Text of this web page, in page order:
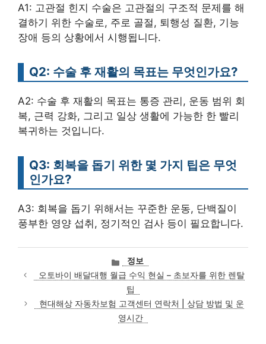
A1: 고관절 힌지 수술은 고관절의 구조적 문제를 해
결하기 위한 수술로, 주로 골절, 퇴행성 질환, 기능
장애 등의 상황에서 시행됩니다.
Q2: 수술 후 재활의 목표는 무엇인가요?
A2: 수술 후 재활의 목표는 통증 관리, 운동 범위 회
복, 근력 강화, 그리고 일상 생활에 가능한 한 빨리
복귀하는 것입니다.
Q3: 회복을 돕기 위한 몇 가지 팁은 무엇
인가요?
A3: 회복을 돕기 위해서는 꾸준한 운동, 단백질이
풍부한 영양 섭취, 정기적인 검사 등이 필요합니다.
카
테
고
리
정보
오토바이 배달대행 월급 수익 현실 – 초보자를 위한 렌탈
팁
현대해상 자동차보험 고객센터 연락처 | 상담 방법 및 운
영시간